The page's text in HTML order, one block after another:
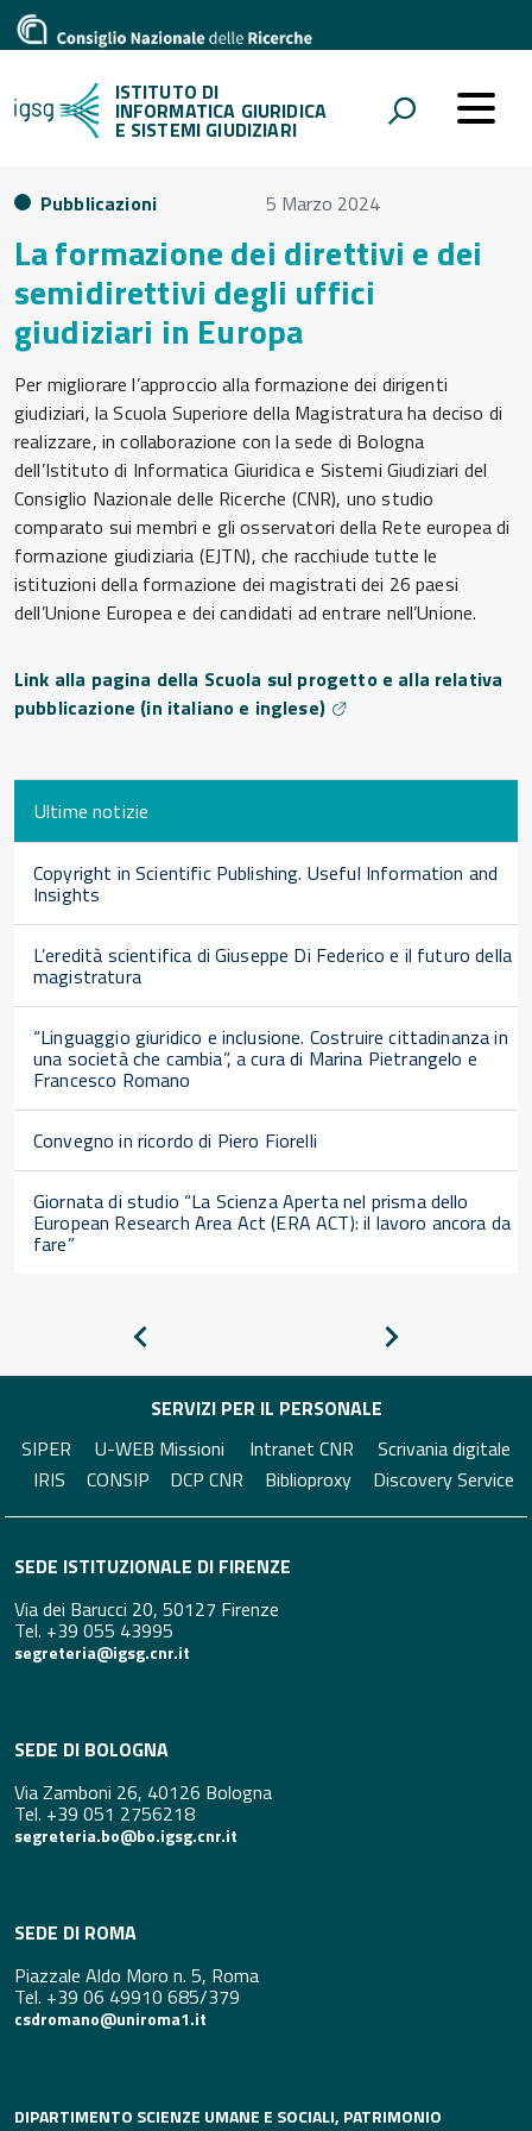
ISTITUTO DI
INFORMATICA GIURIDICA
E SISTEMI GIUDIZIARI
Pubblicazioni 5 Marzo 2024
La formazione dei direttivi e dei
semidirettivi degli uffici
giudiziari in Europa
Per migliorare l’approccio alla formazione dei dirigenti
giudiziari, la Scuola Superiore della Magistratura ha deciso di
realizzare, in collaborazione con la sede di Bologna
dell’Istituto di Informatica Giuridica e Sistemi Giudiziari del
Consiglio Nazionale delle Ricerche (CNR), uno studio
comparato sui membri e gli osservatori della Rete europea di
formazione giudiziaria (EJTN), che racchiude tutte le
istituzioni della formazione dei magistrati dei 26 paesi
dell’Unione Europea e dei candidati ad entrare nell’Unione.
Link alla pagina della Scuola sul progetto e alla relativa
pubblicazione (in italiano e inglese)
Ultime notizie
Copyright in Scientific Publishing. Useful Information and
Insights
L’eredità scientifica di Giuseppe Di Federico e il futuro della
magistratura
“Linguaggio giuridico e inclusione. Costruire cittadinanza in
una società che cambia”, a cura di Marina Pietrangelo e
Francesco Romano
Convegno in ricordo di Piero Fiorelli
Giornata di studio “La Scienza Aperta nel prisma dello
European Research Area Act (ERA ACT): il lavoro ancora da
fare”
SERVIZI PER IL PERSONALE
SIPER
U-WEB Missioni Intranet CNR
Scrivania digitale
IRIS
CONSIP DCP CNR Biblioproxy Discovery Service
SEDE ISTITUZIONALE DI FIRENZE
Via dei Barucci 20, 50127 Firenze
Tel. +39 055 43995
segreteria@igsg.cnr.it
SEDE DI BOLOGNA
Via Zamboni 26, 40126 Bologna
Tel. +39 051 2756218
segreteria.bo@bo.igsg.cnr.it
SEDE DI ROMA
Piazzale Aldo Moro n. 5, Roma
Tel. +39 06 49910 685/379
csdromano@uniroma1.it
DIPARTIMENTO SCIENZE UMANE E SOCIALI, PATRIMONIO